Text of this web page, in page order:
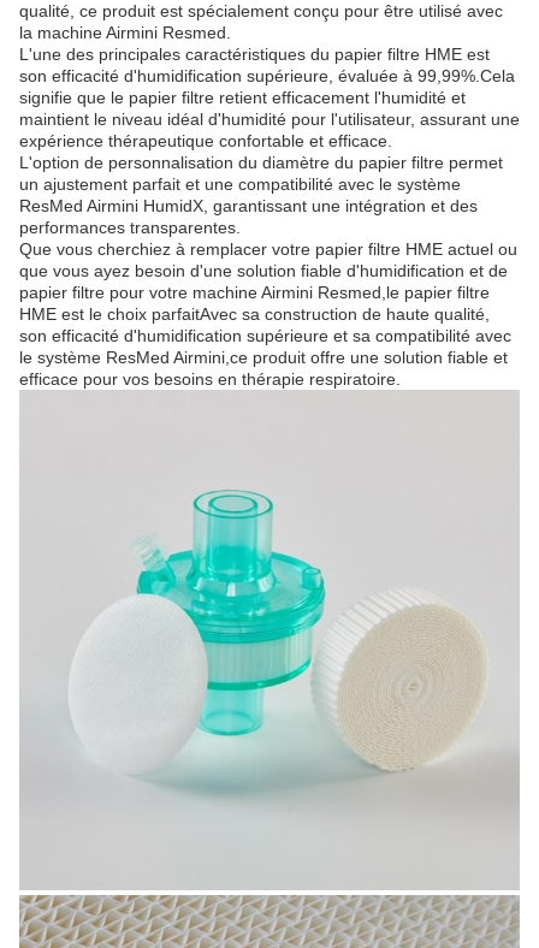
qualité, ce produit est spécialement conçu pour être utilisé avec
la machine Airmini Resmed.
L'une des principales caractéristiques du papier filtre HME est
son efficacité d'humidification supérieure, évaluée à 99,99%.Cela
signifie que le papier filtre retient efficacement l'humidité et
maintient le niveau idéal d'humidité pour l'utilisateur, assurant une
expérience thérapeutique confortable et efficace.
L'option de personnalisation du diamètre du papier filtre permet
un ajustement parfait et une compatibilité avec le système
ResMed Airmini HumidX, garantissant une intégration et des
performances transparentes.
Que vous cherchiez à remplacer votre papier filtre HME actuel ou
que vous ayez besoin d'une solution fiable d'humidification et de
papier filtre pour votre machine Airmini Resmed,le papier filtre
HME est le choix parfaitAvec sa construction de haute qualité,
son efficacité d'humidification supérieure et sa compatibilité avec
le système ResMed Airmini,ce produit offre une solution fiable et
efficace pour vos besoins en thérapie respiratoire.